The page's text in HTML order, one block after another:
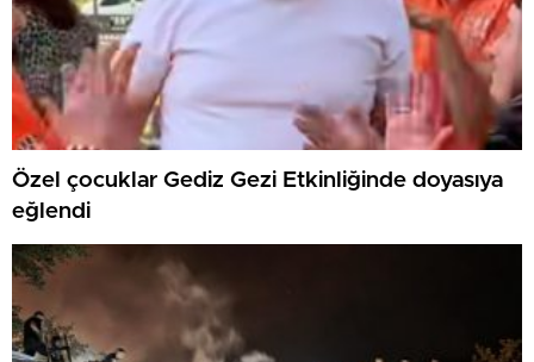
Özel çocuklar Gediz Gezi Etkinliğinde doyasıya
eğlendi